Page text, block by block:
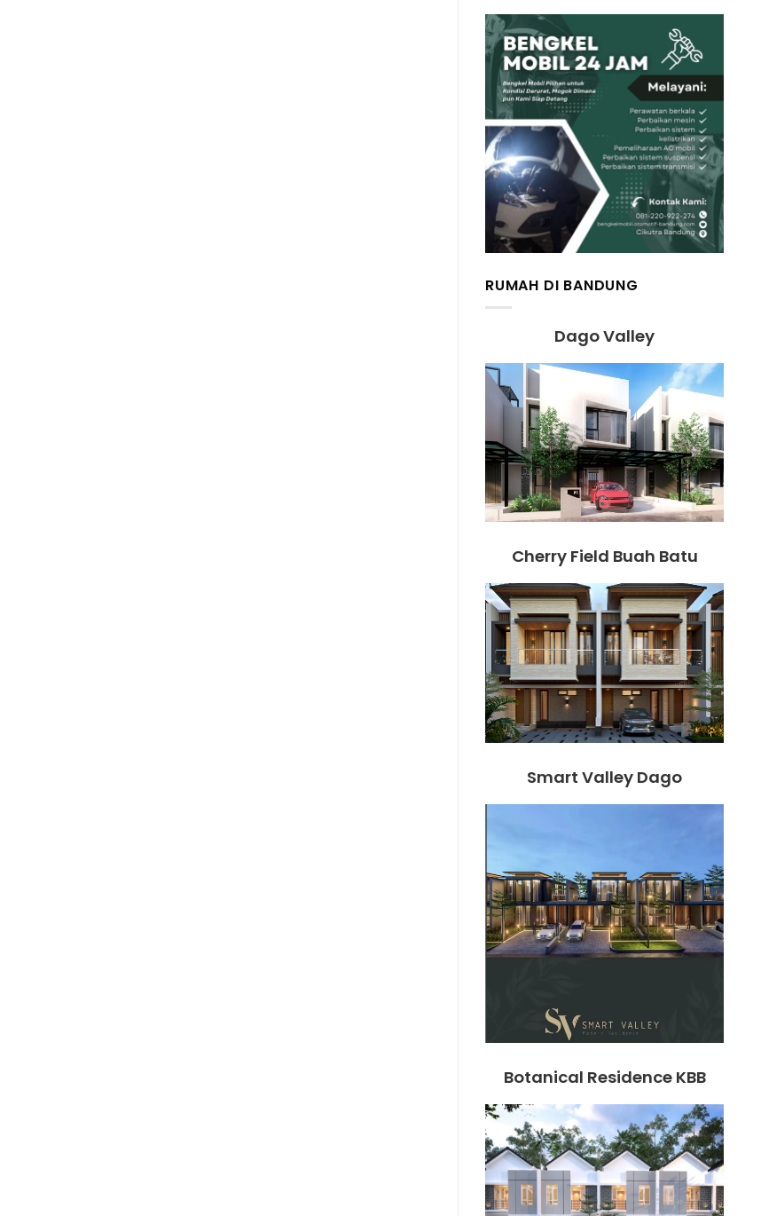
RUMAH DI BANDUNG
Dago Valley
Cherry Field Buah Batu
Smart Valley Dago
Botanical Residence KBB